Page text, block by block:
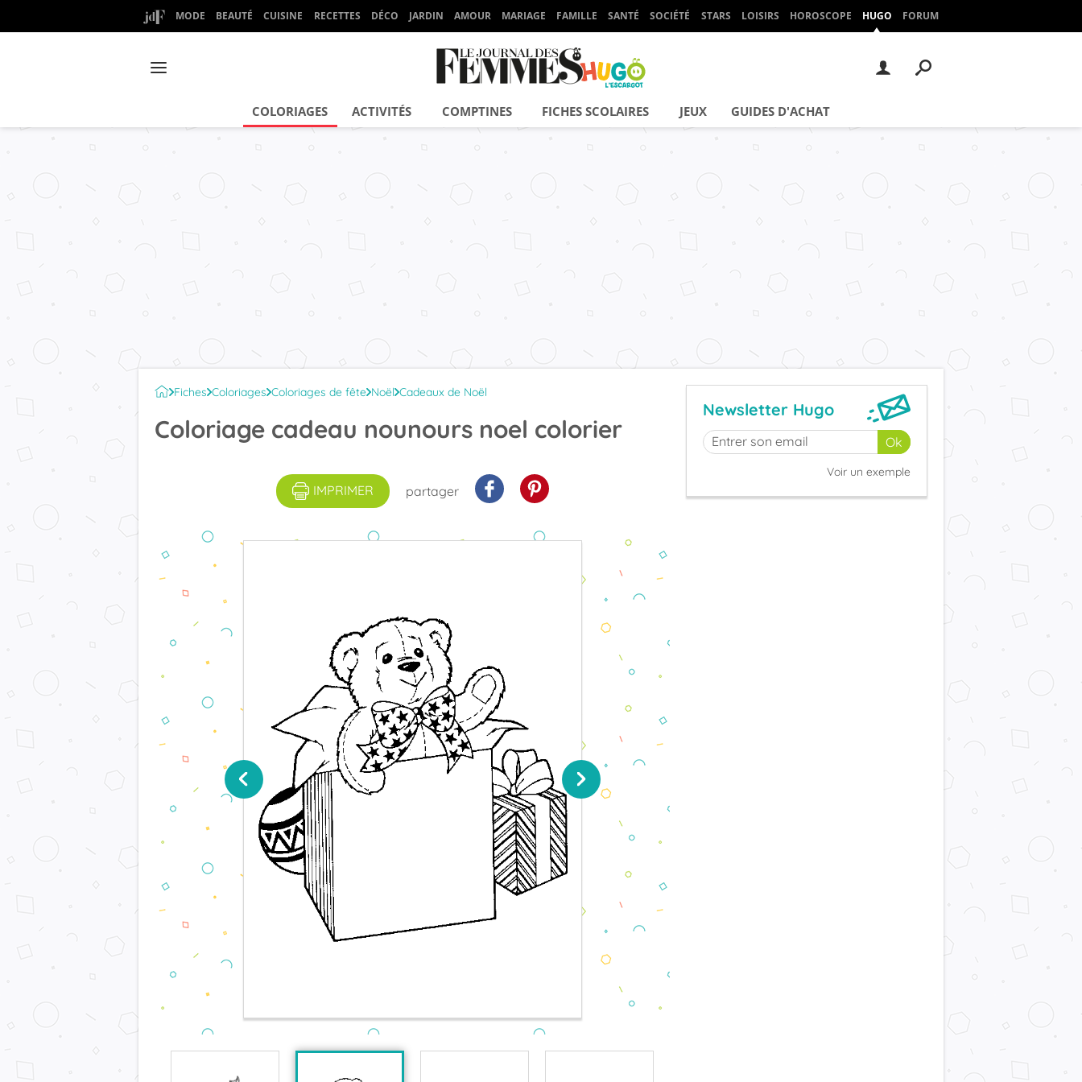
MODE BEAUTÉ CUISINE RECETTES DÉCO JARDIN AMOUR MARIAGE FAMILLE SANTÉ SOCIÉTÉ STARS LOISIRS HOROSCOPE HUGO FORUM
COLORIAGES ACTIVITÉS COMPTINES FICHES SCOLAIRES JEUX GUIDES D'ACHAT
Fiches Coloriages Coloriages de fête Noël Cadeaux de Noël
Coloriage cadeau nounours noel colorier
IMPRIMER partager
Newsletter Hugo
Voir un exemple